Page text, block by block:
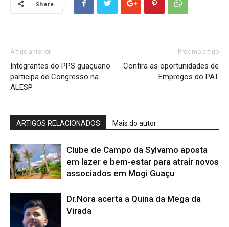
Share
Artigo anterior
Integrantes do PPS guaçuano
participa de Congresso na
ALESP
Próximo artigo
Confira as oportunidades de
Empregos do PAT
ARTIGOS RELACIONADOS Mais do autor
Clube de Campo da Sylvamo aposta
em lazer e bem-estar para atrair novos
associados em Mogi Guaçu
Dr.Nora acerta a Quina da Mega da
Virada